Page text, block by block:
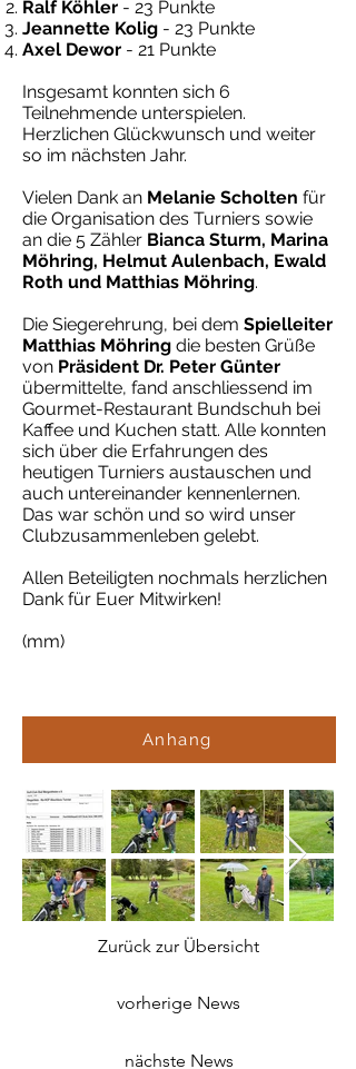
Ralf Köhler - 23 Punkte
Jeannette Kolig - 23 Punkte
Axel Dewor - 21 Punkte
Insgesamt konnten sich 6
Teilnehmende unterspielen.
Herzlichen Glückwunsch und weiter
so im nächsten Jahr.
Vielen Dank an Melanie Scholten für
die Organisation des Turniers sowie
an die 5 Zähler Bianca Sturm, Marina
Möhring, Helmut Aulenbach, Ewald
Roth und Matthias Möhring.
Die Siegerehrung, bei dem Spielleiter
Matthias Möhring die besten Grüße
von Präsident Dr. Peter Günter
übermittelte, fand anschliessend im
Gourmet-Restaurant Bundschuh bei
Kaffee und Kuchen statt. Alle konnten
sich über die Erfahrungen des
heutigen Turniers austauschen und
auch untereinander kennenlernen.
Das war schön und so wird unser
Clubzusammenleben gelebt.
Allen Beteiligten nochmals herzlichen
Dank für Euer Mitwirken!
(mm)
Anhang
Zurück zur Übersicht
vorherige News
nächste News